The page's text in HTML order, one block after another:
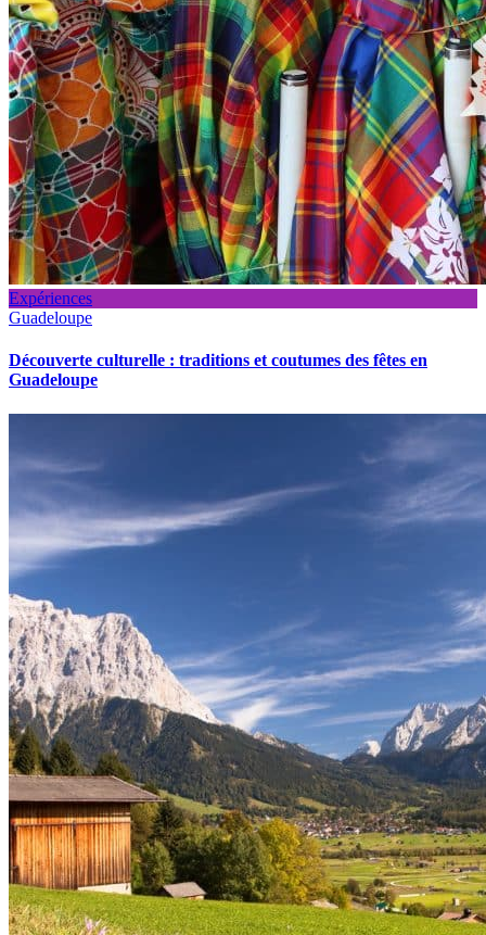
Expériences
Guadeloupe
Découverte culturelle : traditions et coutumes des fêtes en
Guadeloupe